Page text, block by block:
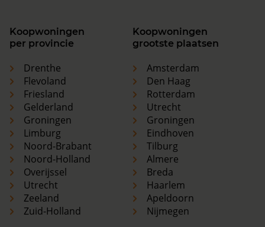
Koopwoningen
per provincie
Drenthe
Flevoland
Friesland
Gelderland
Groningen
Limburg
Noord-Brabant
Noord-Holland
Overijssel
Utrecht
Zeeland
Zuid-Holland
Koopwoningen
grootste plaatsen
Amsterdam
Den Haag
Rotterdam
Utrecht
Groningen
Eindhoven
Tilburg
Almere
Breda
Haarlem
Apeldoorn
Nijmegen